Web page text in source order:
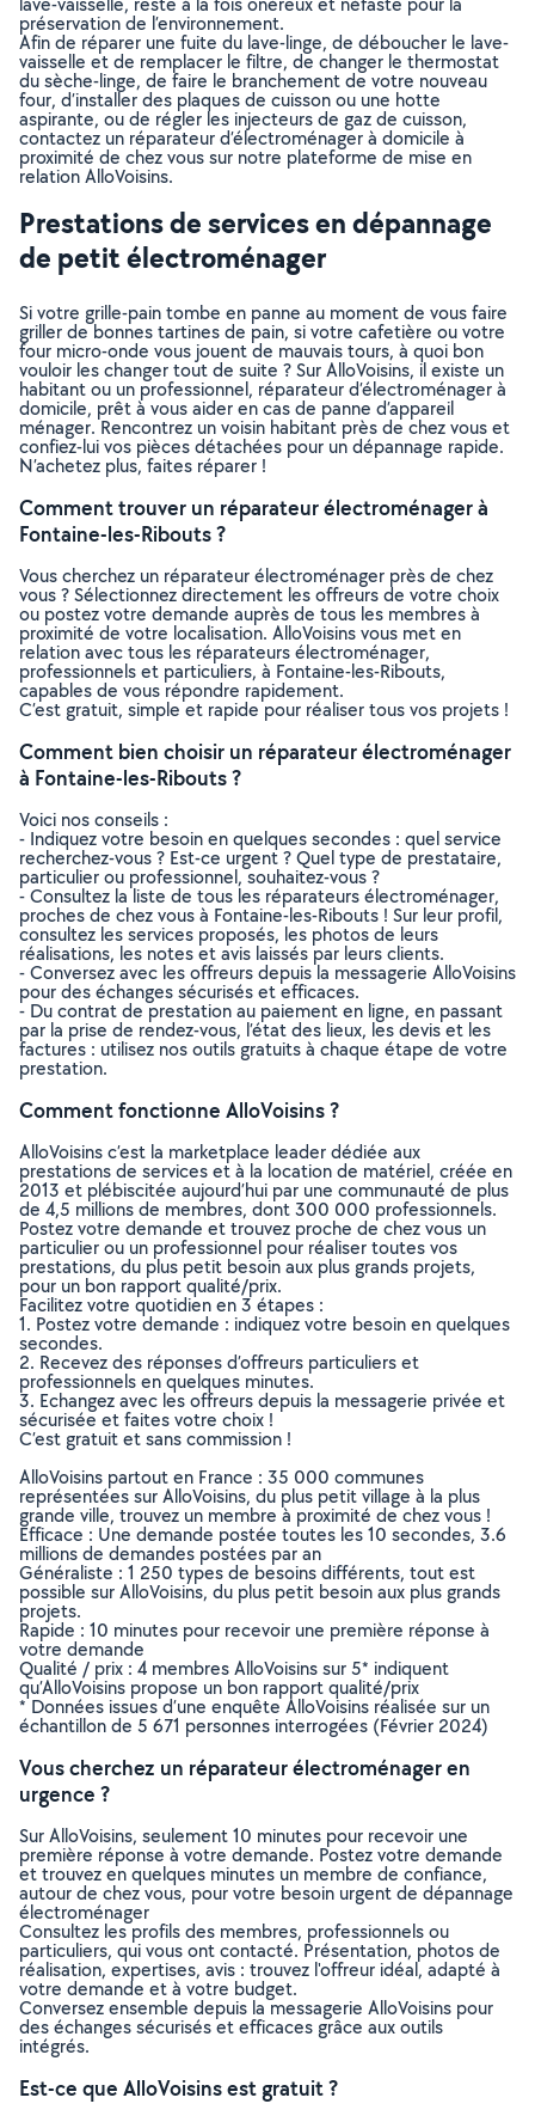
préservation de l’environnement.
Afin de réparer une fuite du lave-linge, de déboucher le lave-
vaisselle et de remplacer le filtre, de changer le thermostat
du sèche-linge, de faire le branchement de votre nouveau
four, d’installer des plaques de cuisson ou une hotte
aspirante, ou de régler les injecteurs de gaz de cuisson,
contactez un réparateur d’électroménager à domicile à
proximité de chez vous sur notre plateforme de mise en
relation AlloVoisins.
Prestations de services en dépannage
de petit électroménager
Si votre grille-pain tombe en panne au moment de vous faire
griller de bonnes tartines de pain, si votre cafetière ou votre
four micro-onde vous jouent de mauvais tours, à quoi bon
vouloir les changer tout de suite ? Sur AlloVoisins, il existe un
habitant ou un professionnel, réparateur d’électroménager à
domicile, prêt à vous aider en cas de panne d’appareil
ménager. Rencontrez un voisin habitant près de chez vous et
confiez-lui vos pièces détachées pour un dépannage rapide.
N’achetez plus, faites réparer !
Comment trouver un réparateur électroménager à
Fontaine-les-Ribouts ?
Vous cherchez un réparateur électroménager près de chez
vous ? Sélectionnez directement les offreurs de votre choix
ou postez votre demande auprès de tous les membres à
proximité de votre localisation. AlloVoisins vous met en
relation avec tous les réparateurs électroménager,
professionnels et particuliers, à Fontaine-les-Ribouts,
capables de vous répondre rapidement.
C’est gratuit, simple et rapide pour réaliser tous vos projets !
Comment bien choisir un réparateur électroménager
à Fontaine-les-Ribouts ?
Voici nos conseils :
- Indiquez votre besoin en quelques secondes : quel service
recherchez-vous ? Est-ce urgent ? Quel type de prestataire,
particulier ou professionnel, souhaitez-vous ?
- Consultez la liste de tous les réparateurs électroménager,
proches de chez vous à Fontaine-les-Ribouts ! Sur leur profil,
consultez les services proposés, les photos de leurs
réalisations, les notes et avis laissés par leurs clients.
- Conversez avec les offreurs depuis la messagerie AlloVoisins
pour des échanges sécurisés et efficaces.
- Du contrat de prestation au paiement en ligne, en passant
par la prise de rendez-vous, l’état des lieux, les devis et les
factures : utilisez nos outils gratuits à chaque étape de votre
prestation.
Comment fonctionne AlloVoisins ?
AlloVoisins c’est la marketplace leader dédiée aux
prestations de services et à la location de matériel, créée en
2013 et plébiscitée aujourd’hui par une communauté de plus
de 4,5 millions de membres, dont 300 000 professionnels.
Postez votre demande et trouvez proche de chez vous un
particulier ou un professionnel pour réaliser toutes vos
prestations, du plus petit besoin aux plus grands projets,
pour un bon rapport qualité/prix.
Facilitez votre quotidien en 3 étapes :
1. Postez votre demande : indiquez votre besoin en quelques
secondes.
2. Recevez des réponses d’offreurs particuliers et
professionnels en quelques minutes.
3. Echangez avec les offreurs depuis la messagerie privée et
sécurisée et faites votre choix !
C’est gratuit et sans commission !
AlloVoisins partout en France : 35 000 communes
représentées sur AlloVoisins, du plus petit village à la plus
grande ville, trouvez un membre à proximité de chez vous !
Efficace : Une demande postée toutes les 10 secondes, 3.6
millions de demandes postées par an
Généraliste : 1 250 types de besoins différents, tout est
possible sur AlloVoisins, du plus petit besoin aux plus grands
projets.
Rapide : 10 minutes pour recevoir une première réponse à
votre demande
Qualité / prix : 4 membres AlloVoisins sur 5* indiquent
qu’AlloVoisins propose un bon rapport qualité/prix
* Données issues d’une enquête AlloVoisins réalisée sur un
échantillon de 5 671 personnes interrogées (Février 2024)
Vous cherchez un réparateur électroménager en
urgence ?
Sur AlloVoisins, seulement 10 minutes pour recevoir une
première réponse à votre demande. Postez votre demande
et trouvez en quelques minutes un membre de confiance,
autour de chez vous, pour votre besoin urgent de dépannage
électroménager
Consultez les profils des membres, professionnels ou
particuliers, qui vous ont contacté. Présentation, photos de
réalisation, expertises, avis : trouvez l'offreur idéal, adapté à
votre demande et à votre budget.
Conversez ensemble depuis la messagerie AlloVoisins pour
des échanges sécurisés et efficaces grâce aux outils
intégrés.
Est-ce que AlloVoisins est gratuit ?